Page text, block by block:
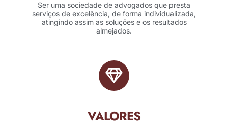
Ser uma sociedade de advogados que presta
serviços de excelência, de forma individualizada,
atingindo assim as soluções e os resultados
almejados.
VALORES